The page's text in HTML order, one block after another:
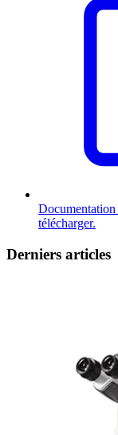
Documentation
télécharger.
Derniers articles